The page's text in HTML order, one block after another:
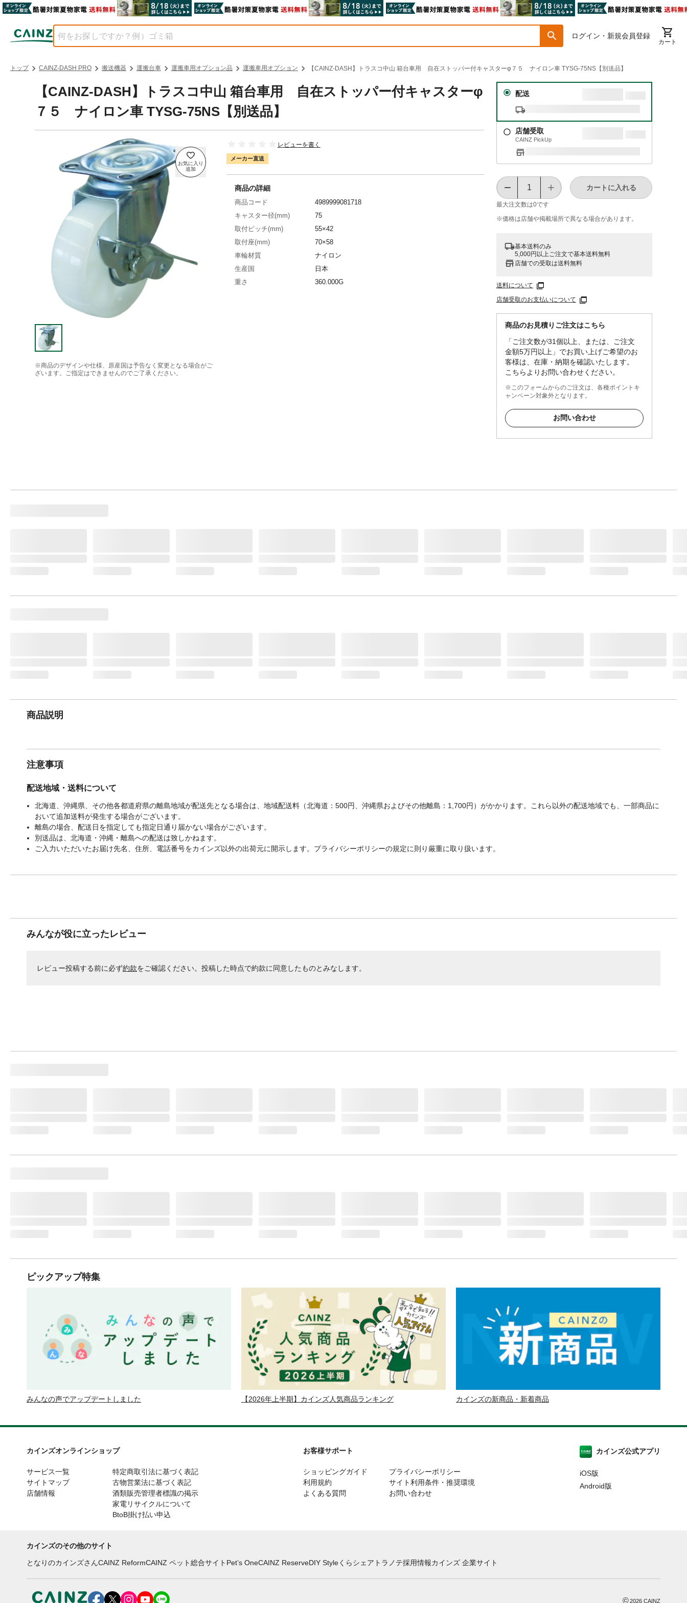
ログイン・新規会員登録
カート
トップ CAINZ-DASH PRO 搬送機器 運搬台車 運搬車用オプション品 運搬車用オプション 【CAINZ-DASH】トラスコ中山 箱台車用 自在ストッパー付キャスターφ７５ ナイロン車 TYSG-75NS【別送品】
【CAINZ-DASH】トラスコ中山 箱台車用 自在ストッパー付キャスターφ
７５ ナイロン車 TYSG-75NS【別送品】
※商品のデザインや仕様、原産国は予告なく変更となる場合がご
ざいます。ご指定はできませんのでご了承ください。
レビューを書く
メーカー直送
配送
店舗受取
CAINZ PickUp
最大注文数は0です
カートに入れる
※価格は​店舗や​掲載場所で​異なる​場合が​あります。
基本送料のみ
5,000円以上ご注文で基本送料無料
店舗での受取は送料無料
送料について
店舗受取のお支払いについて
商品のお見積りご注文はこちら
「ご注文数が31個以上、または、ご注文
金額5万円以上」でお買い上げご希望のお
客様は、在庫・納期を確認いたします。
こちらよりお問い合わせください。
※このフォームからのご注文は、各種ポイントキ
ャンペーン対象外となります。
お問い合わせ
商品の詳細
商品コード
4989999081718
キャスター径(mm)
75
取付ピッチ(mm)
55×42
取付座(mm)
70×58
車輪材質
ナイロン
生産国
日本
重さ
360.000G
商品説明
注意事項
配送地域・送料について
北海道、沖縄県、その他各都道府県の離島地域が配送先となる場合は、地域配送料（北海道：500円、沖縄県およびその他離島：1,700円）がかかります。これら以外の配送地域でも、一部商品に
おいて追加送料が発生する場合がございます。
離島の場合、配送日を指定しても指定日通り届かない場合がございます。
別送品は、北海道・沖縄・離島への配送は致しかねます。
ご入力いただいたお届け先名、住所、電話番号をカインズ以外の出荷元に開示します。プライバシーポリシーの規定に則り厳重に取り扱います。
みんなが役に立ったレビュー
レビュー投稿する前に必ず約款をご確認ください。投稿した時点で約款に同意したものとみなします。
ピックアップ特集
みんなの声でアップデートしました 【2026年上半期】カインズ人気商品ランキング カインズの新商品・新着商品
カインズオンラインショップ
サービス一覧
サイトマップ
店舗情報
特定商取引法に基づく表記
古物営業法に基づく表記
酒類販売管理者標識の掲示
家電リサイクルについて
BtoB掛け払い申込
お客様サポート
ショッピングガイド
利用規約
よくある質問
プライバシーポリシー
サイト利用条件・推奨環境
お問い合わせ
カインズ公式アプリ
iOS版
Android版
カインズのその他のサイト
となりのカインズさんCAINZ ReformCAINZ ペット総合サイト Pet’s OneCAINZ ReserveDIY Styleくらシェア トラノテ採用情報カインズ 企業サイト
©2026 CAINZ